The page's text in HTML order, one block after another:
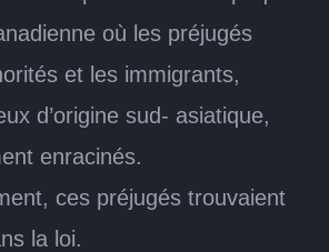
où les préjugés
et les immigrants,
d’origine sud- asiatique,
enracinés.
ces préjugés trouvaient
la loi.